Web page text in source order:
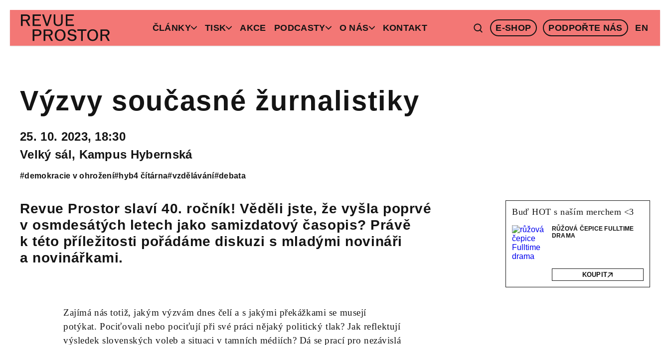
ČLÁNKY TISK AKCE PODCASTY O NÁS KONTAKT E-SHOP PODPOŘTE NÁS EN
Výzvy současné žurnalistiky
25. 10. 2023, 18:30
Velký sál, Kampus Hybernská
#demokracie v ohrožení#hyb4 čítárna#vzdělávání#debata
Revue Prostor slaví 40. ročník! Věděli jste, že vyšla poprvé
v osmdesátých letech jako samizdatový časopis? Právě
k této příležitosti pořádáme diskuzi s mladými novináři
a novinářkami.
Zajímá nás totiž, jakým výzvám dnes čelí a s jakými překážkami se musejí
potýkat. Pociťovali nebo pociťují při své práci nějaký politický tlak? Jak reflektují
výsledek slovenských voleb a situaci v tamních médiích? Dá se prací pro nezávislá
Buď HOT s naším merchem <3
RŮŽOVÁ ČEPICE FULLTIME
DRAMA
KOUPIT